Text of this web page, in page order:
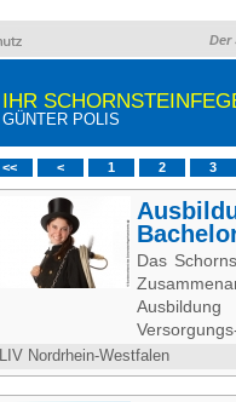
Der
IHR
GÜNTER POLIS
<< < 1 2 3
Das
LIV Nordrhein-Westfalen